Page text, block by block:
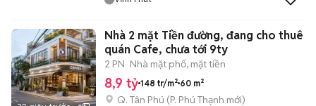
Nhà 2 mặt Tiền đường, đang cho thuê
quán Cafe, chưa tới 9ty
2 PN Nhà mặt phố, mặt tiền
8,9 tỷ 148 tr/m² 60 m²
Q. Tân Phú (P. Phú Thạnh mới)